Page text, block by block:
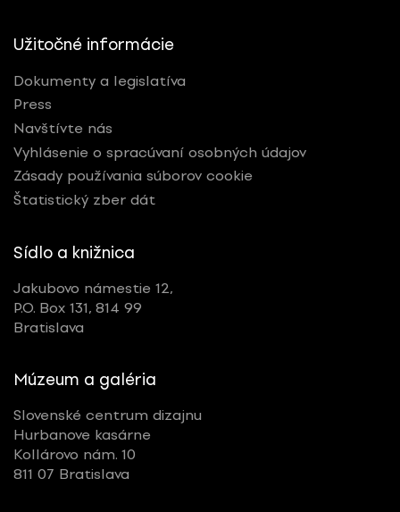
Užitočné informácie
Dokumenty a legislatíva
Press
Navštívte nás
Vyhlásenie o spracúvaní osobných údajov
Zásady používania súborov cookie
Štatistický zber dát
Sídlo a knižnica
Jakubovo námestie 12,
P.O. Box 131, 814 99
Bratislava
Múzeum a galéria
Slovenské centrum dizajnu
Hurbanove kasárne
Kollárovo nám. 10
811 07 Bratislava